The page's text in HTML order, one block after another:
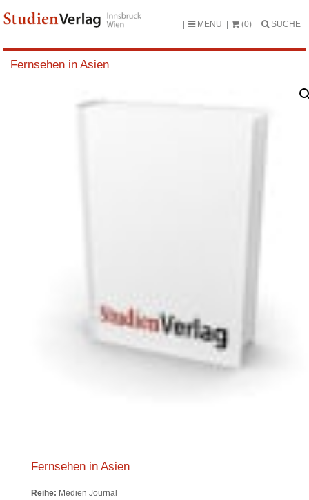
MENU (0) SUCHE
Fernsehen in Asien
Fernsehen in Asien
Reihe: Medien Journal